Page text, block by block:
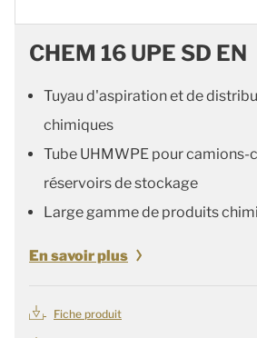
CHEM 16 UPE SD EN
Tuyau d'aspiration et de
chimiques
Tube UHMWPE pour camions-
réservoirs de stockage
Large gamme de produits
En savoir plus
Fiche produit